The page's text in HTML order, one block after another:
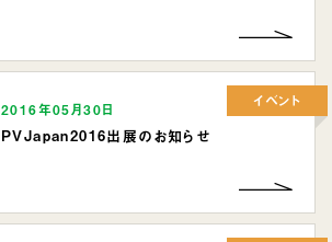
2016年05月30日
PVJapan2016出展のお知らせ
イベント